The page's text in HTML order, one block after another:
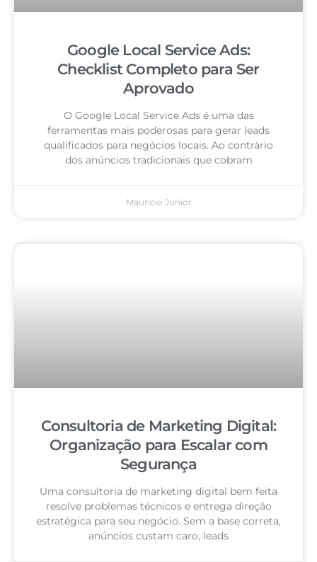
Google Local Service Ads:
Checklist Completo para Ser
Aprovado
O Google Local Service Ads é uma das
ferramentas mais poderosas para gerar leads
qualificados para negócios locais. Ao contrário
dos anúncios tradicionais que cobram
Mauricio Junior
Consultoria de Marketing Digital:
Organização para Escalar com
Segurança
Uma consultoria de marketing digital bem feita
resolve problemas técnicos e entrega direção
estratégica para seu negócio. Sem a base correta,
anúncios custam caro, leads